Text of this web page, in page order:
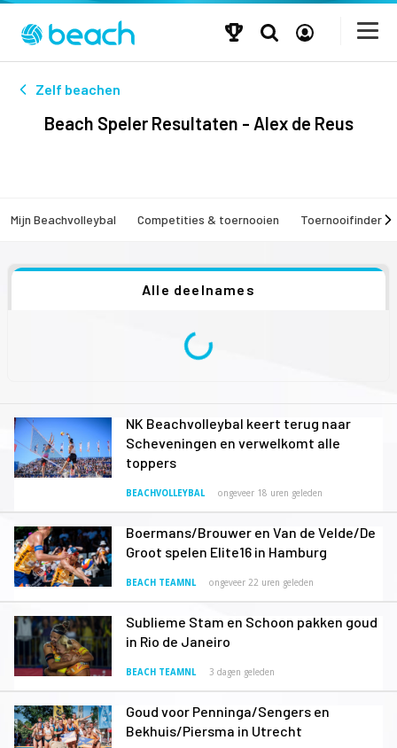
Zelf beachen
Beach Speler Resultaten - Alex de Reus
Mijn Beachvolleybal Competities & toernooien Toernooifinder
Alle deelnames
NK Beachvolleybal keert terug naar
Scheveningen en verwelkomt alle
toppers
BEACHVOLLEYBAL ongeveer 18 uren geleden
Boermans/Brouwer en Van de Velde/De
Groot spelen Elite16 in Hamburg
BEACH TEAMNL ongeveer 22 uren geleden
Sublieme Stam en Schoon pakken goud
in Rio de Janeiro
BEACH TEAMNL 3 dagen geleden
Goud voor Penninga/Sengers en
Bekhuis/Piersma in Utrecht